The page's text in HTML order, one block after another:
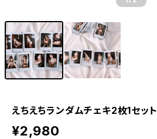
えちえちランダムチェキ2枚1セット
¥2,980